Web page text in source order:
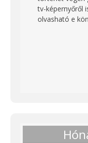
tv-képernyőről
olvasható e